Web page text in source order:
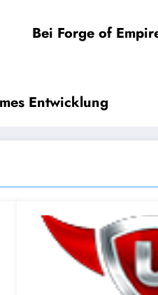
Bei Forge of
Entwicklung